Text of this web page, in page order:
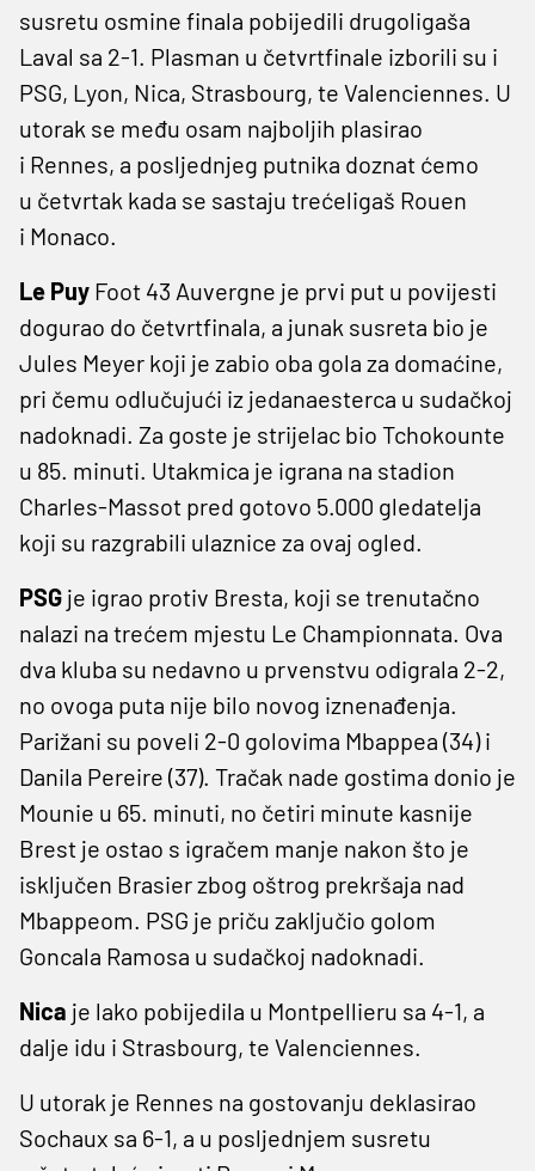
susretu osmine finala pobijedili drugoligaša
Laval sa 2-1. Plasman u četvrtfinale izborili su i
PSG, Lyon, Nica, Strasbourg, te Valenciennes. U
utorak se među osam najboljih plasirao
i Rennes, a posljednjeg putnika doznat ćemo
u četvrtak kada se sastaju trećeligaš Rouen
i Monaco.
Le Puy Foot 43 Auvergne je prvi put u povijesti
dogurao do četvrtfinala, a junak susreta bio je
Jules Meyer koji je zabio oba gola za domaćine,
pri čemu odlučujući iz jedanaesterca u sudačkoj
nadoknadi. Za goste je strijelac bio Tchokounte
u 85. minuti. Utakmica je igrana na stadion
Charles-Massot pred gotovo 5.000 gledatelja
koji su razgrabili ulaznice za ovaj ogled.
PSG je igrao protiv Bresta, koji se trenutačno
nalazi na trećem mjestu Le Championnata. Ova
dva kluba su nedavno u prvenstvu odigrala 2-2,
no ovoga puta nije bilo novog iznenađenja.
Parižani su poveli 2-0 golovima Mbappea (34) i
Danila Pereire (37). Tračak nade gostima donio je
Mounie u 65. minuti, no četiri minute kasnije
Brest je ostao s igračem manje nakon što je
isključen Brasier zbog oštrog prekršaja nad
Mbappeom. PSG je priču zaključio golom
Goncala Ramosa u sudačkoj nadoknadi.
Nica je lako pobijedila u Montpellieru sa 4-1, a
dalje idu i Strasbourg, te Valenciennes.
U utorak je Rennes na gostovanju deklasirao
Sochaux sa 6-1, a u posljednjem susretu